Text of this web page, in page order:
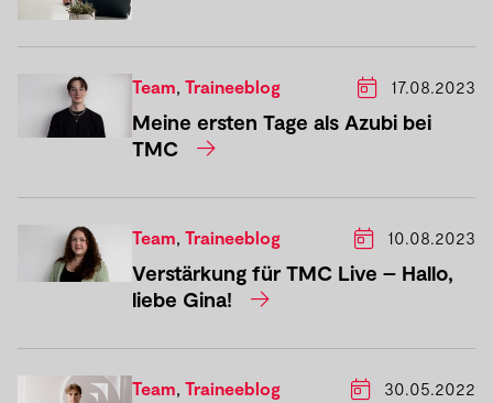
Team, Traineeblog 17.08.2023
Meine ersten Tage als Azubi bei
TMC
Team, Traineeblog 10.08.2023
Verstärkung für TMC Live – Hallo,
liebe Gina!
Team, Traineeblog 30.05.2022